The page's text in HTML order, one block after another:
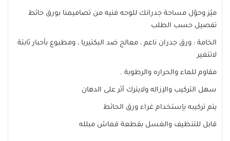
ميّز وحوّل مساحة جدرانك للوحه فنيه من تصاميمنا بورق حائط
تفصيل حسب الطلب
الخامة : ورق جدران ناعم ، معالج ضد البكتيريا ، ومطبوع بأحبار ثابتة
لاتتغير
مقاوم للماء والحراره والرطوبة .
سهل التركيب والإزاله ولايترك أثر على الدهان
يتم تركيبه بإستخدام غراء ورق الحائط
قابل للتنظيف والغسل بقطعة قماش مبلله